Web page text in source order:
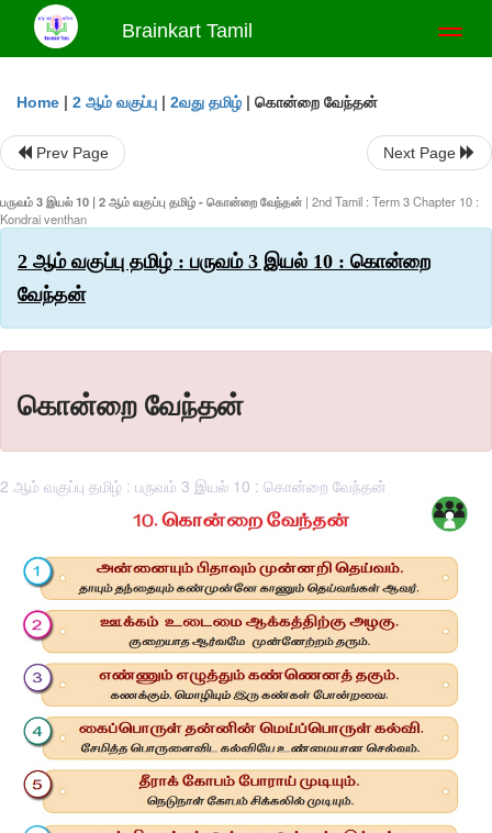
Brainkart Tamil
Home | 2 ஆம் வகுப்பு | 2வது தமிழ் | கொன்றை வேந்தன்
Prev Page Next Page
பருவம் 3 இயல் 10 | 2 ஆம் வகுப்பு தமிழ் - கொன்றை வேந்தன் | 2nd Tamil : Term 3 Chapter 10 :
Kondrai venthan
2 ஆம் வகுப்பு தமிழ் : பருவம் 3 இயல் 10 : கொன்றை
வேந்தன்
கொன்றை வேந்தன்
2 ஆம் வகுப்பு தமிழ் : பருவம் 3 இயல் 10 : கொன்றை வேந்தன்